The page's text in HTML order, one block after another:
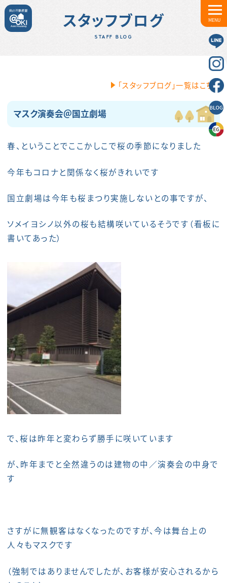
MENU
スタッフブログ
STAFF BLOG
「スタッフブログ」一覧はこちら
マスク演奏会＠国立劇場
春、ということでここかしこで桜の季節になりました
今年もコロナと関係なく桜がきれいです
国立劇場は今年も桜まつり実施しないとの事ですが、
ソメイヨシノ以外の桜も結構咲いているそうです（看板に
書いてあった）
で、桜は昨年と変わらず勝手に咲いています
が、昨年までと全然違うのは建物の中／演奏会の中身で
す
さすがに無観客はなくなったのですが、今は舞台上の
人々もマスクです
（強制ではありませんでしたが、お客様が安心されるから